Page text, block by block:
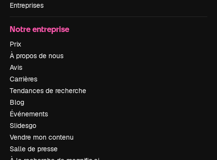
Entreprises
Notre entreprise
Prix
À propos de nous
Avis
Carrières
Tendances de recherche
Blog
Événements
Slidesgo
Vendre mon contenu
Salle de presse